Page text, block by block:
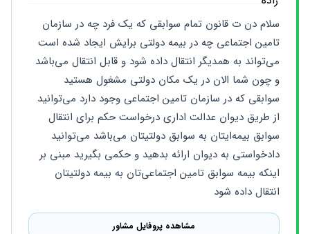
انتقال داده شود
مشاهده پروفایل مشاور